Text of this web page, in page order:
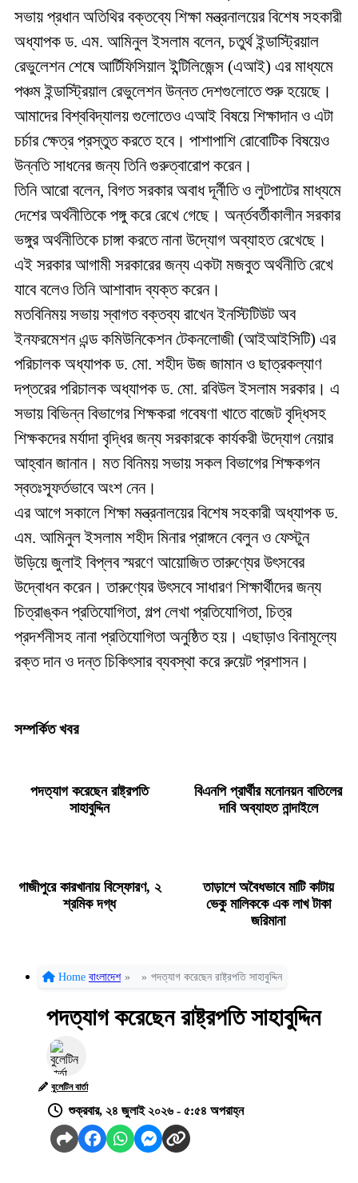
সভায় প্রধান অতিথির বক্তব্যে শিক্ষা মন্ত্রনালয়ের বিশেষ সহকারী
অধ্যাপক ড. এম. আমিনুল ইসলাম বলেন, চতুর্থ ইন্ডাস্ট্রিয়াল
রেভুলেশন শেষে আর্টিফিসিয়াল ইন্টিলিজেন্স (এআই) এর মাধ্যমে
পঞ্চম ইন্ডাস্ট্রিয়াল রেভুলেশন উন্নত দেশগুলোতে শুরু হয়েছে।
আমাদের বিশ্ববিদ্যালয় গুলোতেও এআই বিষয়ে শিক্ষাদান ও এটা
চর্চার ক্ষেত্র প্রস্তুত করতে হবে। পাশাপাশি রোবোটিক বিষয়েও
উন্নতি সাধনের জন্য তিনি গুরুত্বারোপ করেন।
তিনি আরো বলেন, বিগত সরকার অবাধ দূর্নীতি ও লুটপাটের মাধ্যমে
দেশের অর্থনীতিকে পঙ্গু করে রেখে গেছে। অর্ন্তবর্তীকালীন সরকার
ভঙ্গুর অর্থনীতিকে চাঙ্গা করতে নানা উদ্যোগ অব্যাহত রেখেছে।
এই সরকার আগামী সরকারের জন্য একটা মজবুত অর্থনীতি রেখে
যাবে বলেও তিনি আশাবাদ ব্যক্ত করেন।
মতবিনিময় সভায় স্বাগত বক্তব্য রাখেন ইনস্টিটিউট অব
ইনফরমেশন এন্ড কমিউনিকেশন টেকনলোজী (আইআইসিটি) এর
পরিচালক অধ্যাপক ড. মো. শহীদ উজ জামান ও ছাত্রকল্যাণ
দপ্তরের পরিচালক অধ্যাপক ড. মো. রবিউল ইসলাম সরকার। এ
সভায় বিভিন্ন বিভাগের শিক্ষকরা গবেষণা খাতে বাজেট বৃদ্ধিসহ
শিক্ষকদের মর্যাদা বৃদ্ধির জন্য সরকারকে কার্যকরী উদ্যোগ নেয়ার
আহ্বান জানান। মত বিনিময় সভায় সকল বিভাগের শিক্ষকগন
স্বতঃস্ফূর্তভাবে অংশ নেন।
এর আগে সকালে শিক্ষা মন্ত্রনালয়ের বিশেষ সহকারী অধ্যাপক ড.
এম. আমিনুল ইসলাম শহীদ মিনার প্রাঙ্গনে বেলুন ও ফেস্টুন
উড়িয়ে জুলাই বিপ্লব স্মরণে আয়োজিত তারুণ্যের উৎসবের
উদ্বোধন করেন। তারুণ্যের উৎসবে সাধারণ শিক্ষার্থীদের জন্য
চিত্রাঙ্কন প্রতিযোগিতা, গল্প লেখা প্রতিযোগিতা, চিত্র
প্রদর্শনীসহ নানা প্রতিযোগিতা অনুষ্ঠিত হয়। এছাড়াও বিনামূল্যে
রক্ত দান ও দন্ত চিকিৎসার ব্যবস্থা করে রুয়েট প্রশাসন।
সম্পর্কিত খবর
পদত্যাগ করেছেন রাষ্ট্রপতি
সাহাবুদ্দিন
বিএনপি প্রার্থীর মনোনয়ন বাতিলের
দাবি অব্যাহত নান্দাইলে
গাজীপুরে কারখানায় বিস্ফোরণ, ২
শ্রমিক দগ্ধ
তাড়াশে অবৈধভাবে মাটি কাটায়
ভেকু মালিককে এক লাখ টাকা
জরিমানা
Home বাংলাদেশ » » পদত্যাগ করেছেন রাষ্ট্রপতি সাহাবুদ্দিন
পদত্যাগ করেছেন রাষ্ট্রপতি সাহাবুদ্দিন
বুলেটিন বার্তা
শুক্রবার, ২৪ জুলাই ২০২৬ - ৫:৫৪ অপরাহ্ন